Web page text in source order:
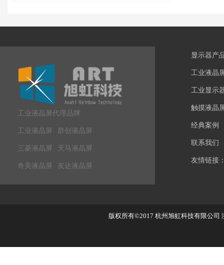
工业液晶屏代理品牌
工业液晶屏 群创液晶屏
三菱液晶屏 天马液晶屏
奇美液晶屏 友达液晶屏
显示器产
工业液晶
工业显示
触摸液晶
经典案例
联系我们
友情链接
版权所有©2017 杭州旭虹科技有限公司